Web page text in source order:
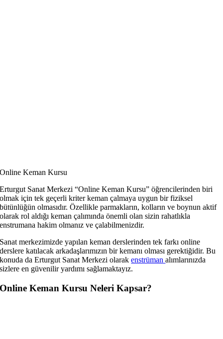
Online Keman Kursu
Erturgut Sanat Merkezi “Online Keman Kursu” öğrencilerinden biri
olmak için tek geçerli kriter keman çalmaya uygun bir fiziksel
bütünlüğün olmasıdır. Özellikle parmakların, kolların ve boynun aktif
olarak rol aldığı keman çalımında önemli olan sizin rahatlıkla
enstrumana hakim olmanız ve çalabilmenizdir.
Sanat merkezimizde yapılan keman derslerinden tek farkı online
derslere katılacak arkadaşlarımızın bir kemanı olması gerektiğidir. Bu
konuda da Erturgut Sanat Merkezi olarakenstrümanalımlarınızda
sizlere en güvenilir yardımı sağlamaktayız.
Online Keman Kursu Neleri Kapsar?